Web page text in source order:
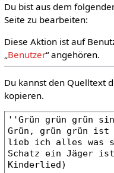
Du bist aus dem
Seite zu bearbeiten:
Diese Aktion ist auf
„Benutzer“ angehören.
Du kannst den Quelltext
kopieren.